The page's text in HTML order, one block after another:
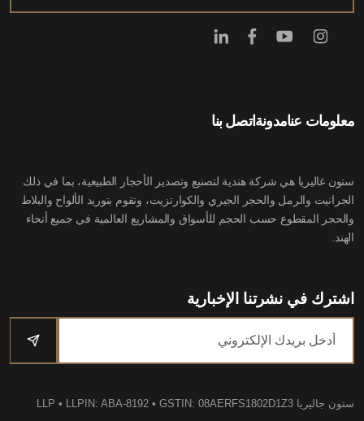
معلومات عنامدونة اتصل بنا
ستون غاليريا هي شركة هندية لتصنيع وتصدير الأحجار الطبيعية، بما في ذلك
الجرانيت والرمل والحجر الجيري والكوارتزيت، وتقوم بتوريد الألواح والبلاط
والحجر المقطوع حسب الحجم للأسواق والمشاريع العالمية في جميع أنحاء
الهند.
اشترك في نشرتنا الإخبارية
ستون جاليريا LLP • LLPIN: ABA-8192 • GSTIN: 08AERFS1802D1Z3